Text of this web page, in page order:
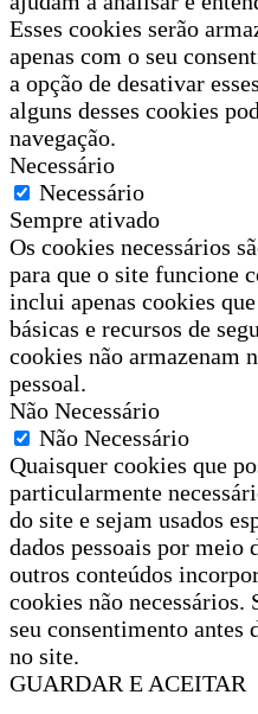
Esses cookies serão
apenas com o seu
a opção de desativar
alguns desses cookies
navegação.
Necessário
Necessário
Sempre ativado
Os cookies necessários
para que o site funcione
inclui apenas cookies
básicas e recursos de
cookies não armazenam
pessoal.
Não Necessário
Não Necessário
Quaisquer cookies que
particularmente
do site e sejam usados
dados pessoais por meio
outros conteúdos
cookies não
seu consentimento antes
no site.
GUARDAR E ACEITAR